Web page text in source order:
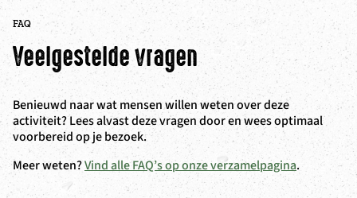
FAQ
Veelgestelde vragen
Benieuwd naar wat mensen willen weten over deze
activiteit? Lees alvast deze vragen door en wees optimaal
voorbereid op je bezoek.
Meer weten?Vind alle FAQ’s op onze verzamelpagina.